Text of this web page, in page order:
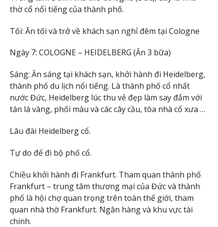
thờ cổ nổi tiếng của thành phố.
Tối: Ăn tối và trở về khách sạn nghỉ đêm tại Cologne
Ngày 7: COLOGNE – HEIDELBERG (Ăn 3 bữa)
Sáng: Ăn sáng tại khách sạn, khởi hành đi Heidelberg,
thành phố du lịch nổi tiếng. Là thành phố cổ nhất
nước Đức, Heidelberg lúc thu vẻ đẹp làm say đắm với
tán lá vàng, phối màu và các cây cầu, tòa nhà cổ xưa …
Lâu đài Heidelberg cổ.
Tự do để đi bộ phố cổ.
Chiều khởi hành đi Frankfurt. Tham quan thành phố
Frankfurt – trung tâm thương mại của Đức và thành
phố là hội chợ quan trọng trên toàn thế giới, tham
quan nhà thờ Frankfurt. Ngân hàng và khu vực tài
chính.